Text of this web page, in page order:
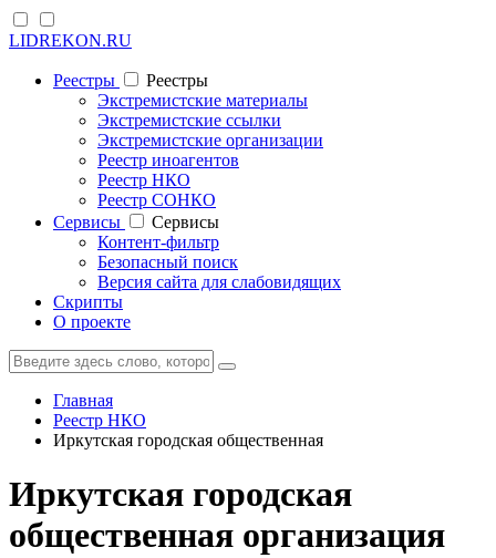
LIDREKON.RU
Реестры
Реестры
Экстремистские материалы
Экстремистские ссылки
Экстремистские организации
Реестр иноагентов
Реестр НКО
Реестр СОНКО
Cервисы
Cервисы
Контент-фильтр
Безопасный поиск
Версия сайта для слабовидящих
Скрипты
О проекте
Главная
Реестр НКО
Иркутская городская общественная
Иркутская городская
общественная организация